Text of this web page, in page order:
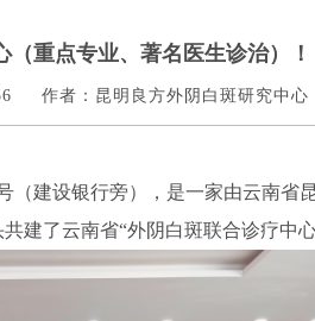
重点专业、著名医生诊治）！
作者：昆明良方外阴白斑研究中心
建设银行旁），是一家由云南省
建了云南省“外阴白斑联合诊疗中心